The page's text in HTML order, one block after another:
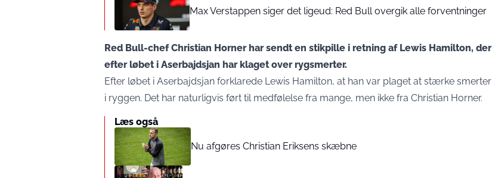
Max Verstappen siger det ligeud: Red Bull overgik alle forventninger
Red Bull-chef Christian Horner har sendt en stikpille i retning af Lewis Hamilton, der
efter løbet i Aserbajdsjan har klaget over rygsmerter.
Efter løbet i Aserbajdsjan forklarede Lewis Hamilton, at han var plaget at stærke smerter
i ryggen. Det har naturligvis ført til medfølelse fra mange, men ikke fra Christian Horner.
Læs også
Nu afgøres Christian Eriksens skæbne